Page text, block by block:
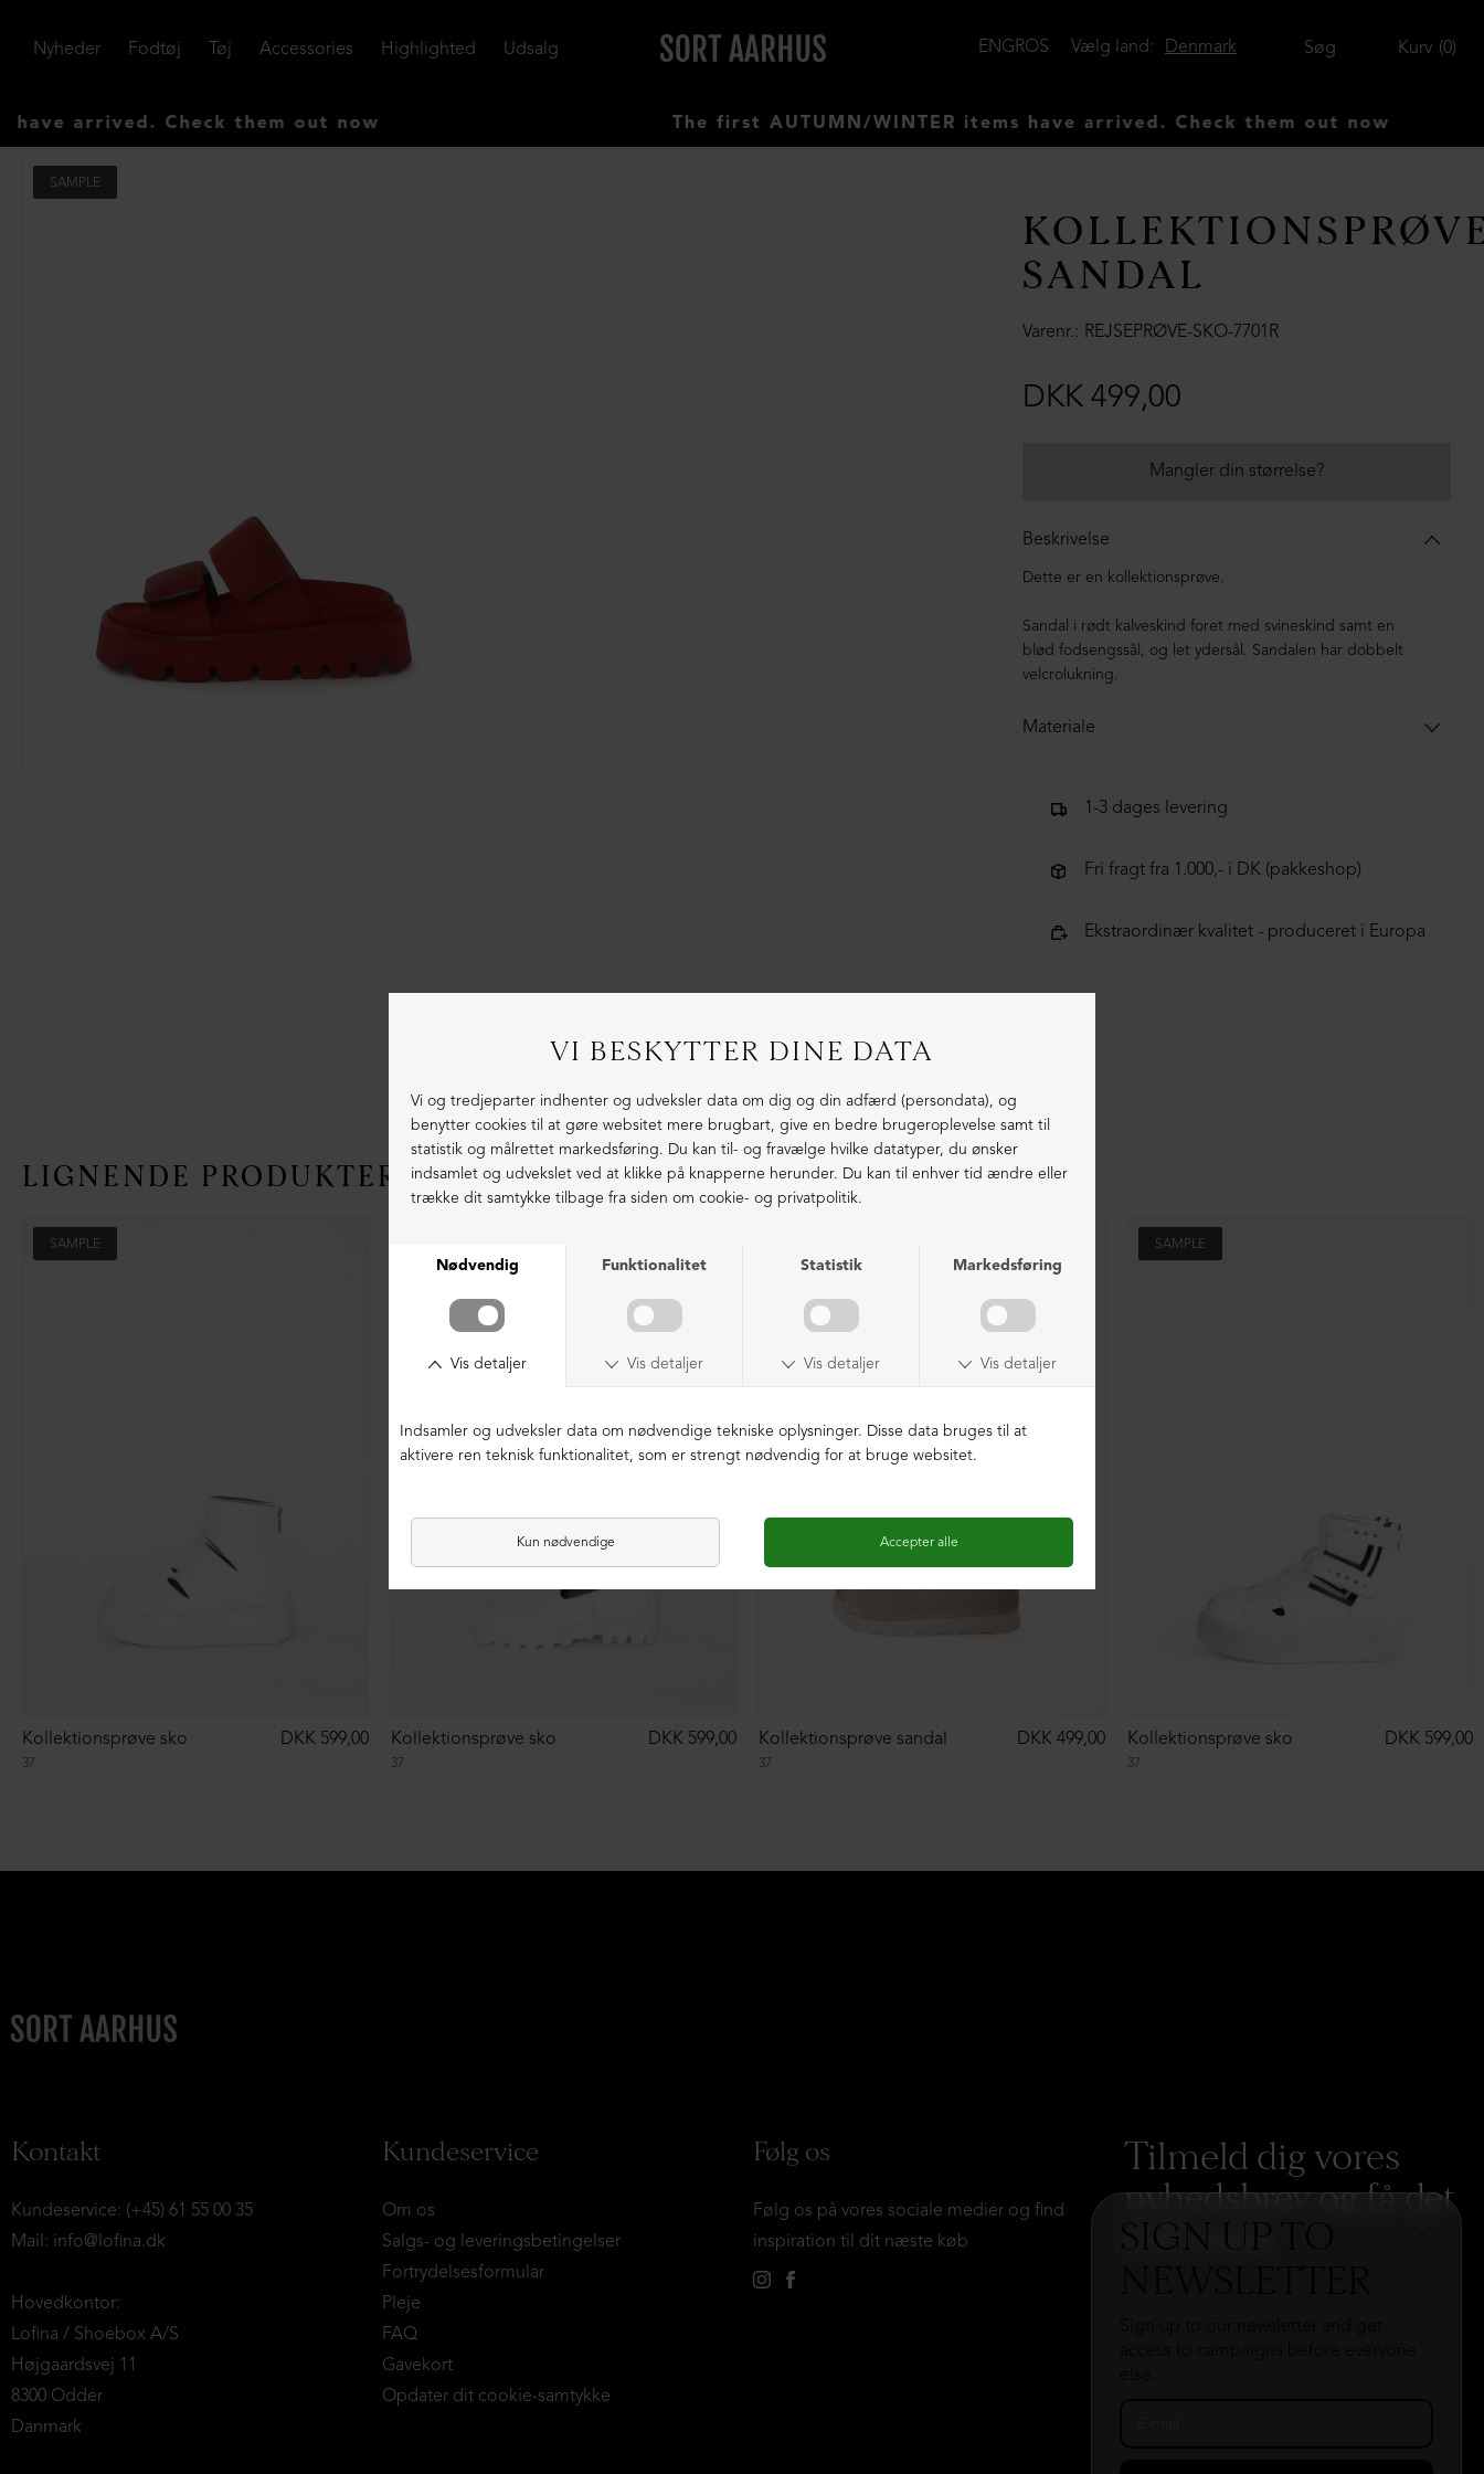
SIGN UP TO
Nyheder Fodtøj Tøj Accessories Highlighted Udsalg Kurv 0
Søg
Denmark
Vælg land:
ENGROS
arrived. Check them out now The first AUTUMN/WINTER items have arrived. Check them out now
SAMPLE
SANDAL
Varenr. REJSEPRØVE-SKO-7701R
DKK 499,00
Mangler din størrelse?
Beskrivelse
Dette er en kollektionsprøve.
Sandal i rødt kalveskind foret med svineskind samt en
blød fodsengssål, og let ydersål. Sandalen har dobbelt
velcrolukning.
Materiale
1-3 dages levering
Fri fragt fra 1.000,- i DK (pakkeshop)
Ekstraordinær kvalitet - produceret i Europa
LIGNENDE PRODUKTER
SAMPLE
37
Kollektionsprøve sko DKK 599,00
37
Kollektionsprøve sko DKK 599,00
37
Kollektionsprøve sandal DKK 499,00
SAMPLE
37
Kollektionsprøve sko DKK 599,00
Kontakt
Kundeservice: (+45) 61 55 00 35
Mail: info@lofina.dk
Hovedkontor:
Lofina / Shoebox A/S
Højgaardsvej 11
8300 Odder
Danmark
Kundeservice
Om os
Salgs- og leveringsbetingelser
Fortrydelsesformular
Pleje
FAQ
Gavekort
Opdater dit cookie-samtykke
Følg os
Følg os på vores sociale medier og find
inspiration til dit næste køb
Tilmeld dig vores
nyhedsbrev og få det
hele med